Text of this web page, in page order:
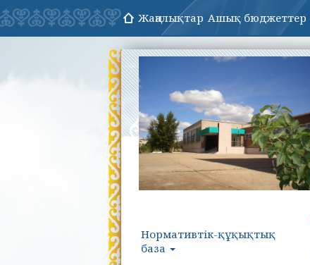
Жаңалықтар Ашық бюджеттер
Нормативтік-құқықтық
база